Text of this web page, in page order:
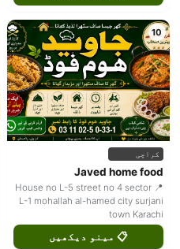
10
کراچی
Javed home food
📍 House no L-5 street no 4 sector
L-1 mohallah al-hamed city surjani
town Karachi
📋 مینو دیکھیں